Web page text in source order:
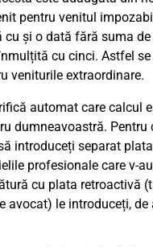
pentru venitul
cu și o dată fără suma
cu cinci. Astfel
veniturile extraordinare.
automat care calcul
dumneavoastră. Pentru
introduceți separat
profesionale care v-
cu plata retroactivă
avocat) le introduceți, de